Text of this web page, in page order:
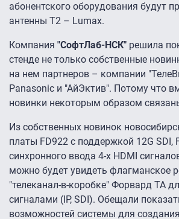
абонентского оборудования будут
антенны Т2 – Lumax.
Компания "СофтЛаб-НСК" решила
стенде не только собственные
на нем партнеров – компании
Panasonic и "АйЭктив". Потому что
новинки некоторым образом
Из собственных новинок
платы FD922 с поддержкой 12G SDI,
синхронного ввода 4-х HDMI
можно будет увидеть флагманское
"телеканал-в-коробке" Форвард ТА
сигналами (IP, SDI). Обещали
возможностей системы для